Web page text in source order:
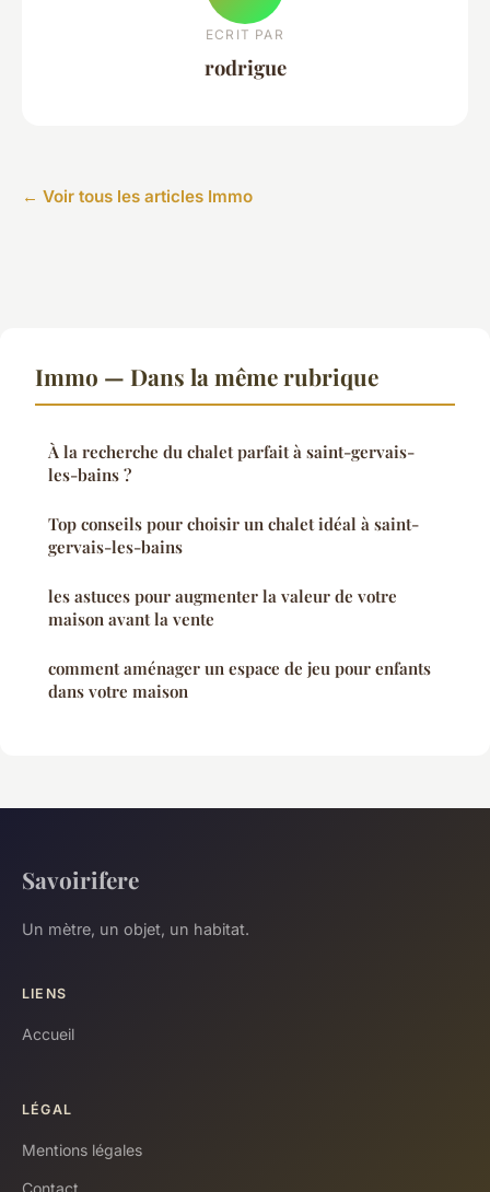
ECRIT PAR
rodrigue
← Voir tous les articles Immo
Immo — Dans la même rubrique
À la recherche du chalet parfait à saint-gervais-
les-bains ?
Top conseils pour choisir un chalet idéal à saint-
gervais-les-bains
les astuces pour augmenter la valeur de votre
maison avant la vente
comment aménager un espace de jeu pour enfants
dans votre maison
Savoirifere
Un mètre, un objet, un habitat.
LIENS
Accueil
LÉGAL
Mentions légales